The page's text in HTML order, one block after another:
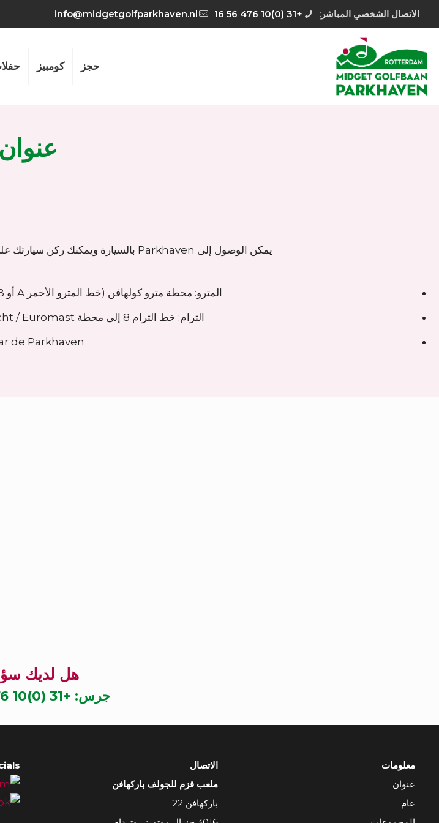
الاتصال الشخصي المباشر: +31 (0)10 476 56 16
info@midgetgolfparkhaven.nl
حجز كومبيز
عنوان
يمكن الوصول إلى Parkhaven بالسيارة ويمكنك ركن سيارتك على الرصيف مقابل رسوم. ضع في اعتبارك أنه ستكون هناك أعمال بناء في Parkhaven.
المترو: محطة مترو كولهافن (خط المترو الأحمر A أو B أو C). ويمكنكم الوصول إلى Parkhaven في غضون 10 دقائق سيرا على الأقدام.
الترام: خط الترام 8 إلى محطة Dijkzicht / Euromast. ويمكنكم الوصول إلى Parkhaven في غضون 5 دقائق سيرا على الأقدام.
de Parkhaven.
هل لديك
جرس: +31 (0)10 476 56 16
معلومات
عنوان
عام
الاتصال
ملعب قزم للجولف باركهافن
باركهافن 22